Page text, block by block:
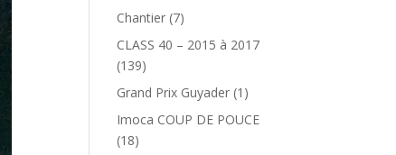
Chantier (7)
CLASS 40 – 2015 à 2017
(139)
Grand Prix Guyader (1)
Imoca COUP DE POUCE
(18)